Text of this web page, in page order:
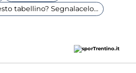
tabellino? Segnalacelo...